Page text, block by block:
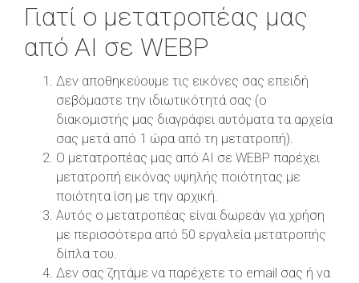
Γιατί ο μετατροπέας μας
από AI σε WEBP
Δεν αποθηκεύουμε τις εικόνες σας επειδή
σεβόμαστε την ιδιωτικότητά σας (ο
διακομιστής μας διαγράφει αυτόματα τα αρχεία
σας μετά από 1 ώρα από τη μετατροπή).
Ο μετατροπέας μας από AI σε WEBP παρέχει
μετατροπή εικόνας υψηλής ποιότητας με
ποιότητα ίση με την αρχική.
Αυτός ο μετατροπέας είναι δωρεάν για χρήση
με περισσότερα από 50 εργαλεία μετατροπής
δίπλα του.
Δεν σας ζητάμε να παρέχετε το email σας ή να